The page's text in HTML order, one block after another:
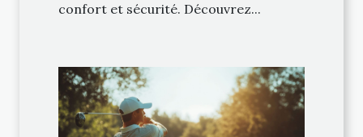
confort et sécurité. Découvrez...